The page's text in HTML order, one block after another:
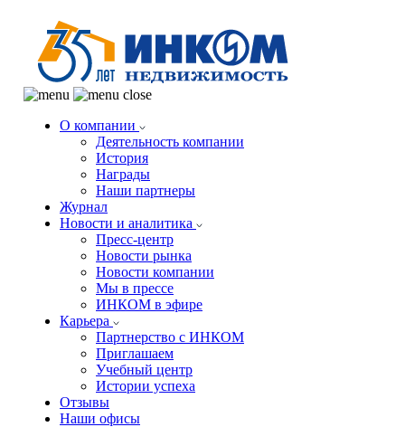
О компании
Деятельность компании
История
Награды
Наши партнеры
Журнал
Новости и аналитика
Пресс-центр
Новости рынка
Новости компании
Мы в прессе
ИНКОМ в эфире
Карьера
Партнерство с ИНКОМ
Приглашаем
Учебный центр
Истории успеха
Отзывы
Наши офисы